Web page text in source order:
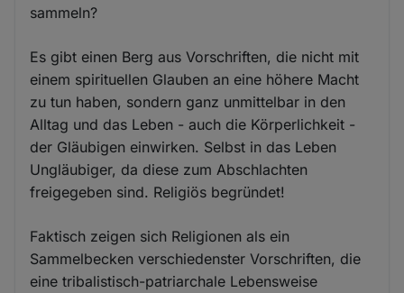
sammeln?
Es gibt einen Berg aus Vorschriften, die nicht mit
einem spirituellen Glauben an eine höhere Macht
zu tun haben, sondern ganz unmittelbar in den
Alltag und das Leben - auch die Körperlichkeit -
der Gläubigen einwirken. Selbst in das Leben
Ungläubiger, da diese zum Abschlachten
freigegeben sind. Religiös begründet!
Faktisch zeigen sich Religionen als ein
Sammelbecken verschiedenster Vorschriften, die
eine tribalistisch-patriarchale Lebensweise